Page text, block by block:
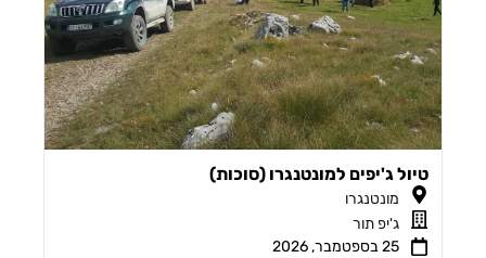
טיול ג'יפים למונטנגרו (סוכות)
מונטנגרו
ג'יפ תור
25 בספטמבר, 2026